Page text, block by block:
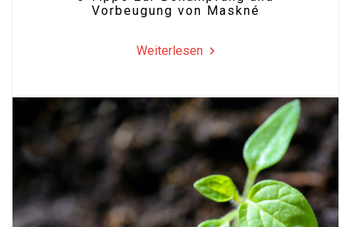
Vorbeugung von Maskné
Weiterlesen